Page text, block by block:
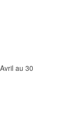
au 30